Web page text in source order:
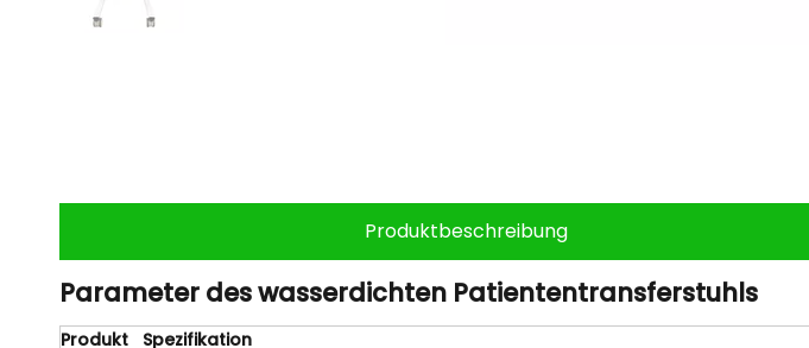
Produktbeschreibung
Parameter des wasserdichten Patiententransferstuhls
Produkt Spezifikation